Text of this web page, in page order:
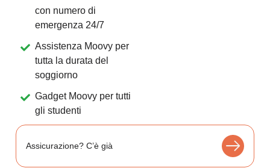
con numero di
emergenza 24/7
Assistenza Moovy per
tutta la durata del
soggiorno
Gadget Moovy per tutti
gli studenti
Assicurazione? C’è già